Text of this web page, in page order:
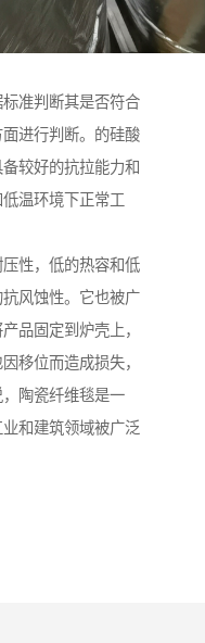
准判断其是否符合
进行判断。的硅酸
较好的抗拉能力和
温环境下正常工
性，低的热容和低
风蚀性。它也被广
品固定到炉壳上，
移位而造成损失，
陶瓷纤维毯是一
和建筑领域被广泛